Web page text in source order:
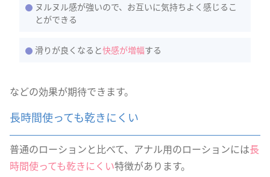
ヌルヌル感が強いので、お互いに気持ちよく感じるこ
とができる
滑りが良くなると快感が増幅する
などの効果が期待できます。
長時間使っても乾きにくい
普通のローションと比べて、アナル用のローションには長
時間使っても乾きにくい特徴があります。